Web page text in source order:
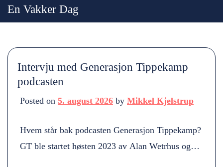
Skip
to
En Vakker Dag
Intervju med Generasjon Tippekamp
podcasten
Posted on 5. august 2026 by Mikkel Kjelstrup
Hvem står bak podcasten Generasjon Tippekamp?
GT ble startet høsten 2023 av Alan Wetrhus og